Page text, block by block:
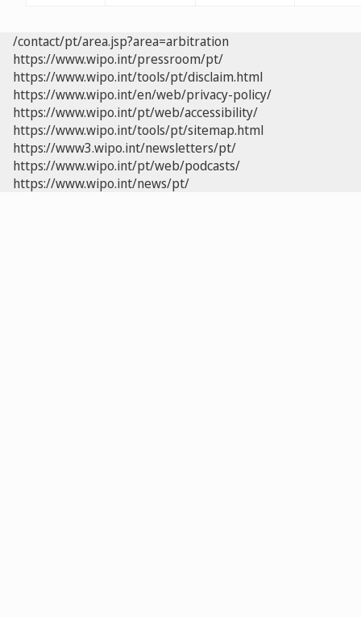
/contact/pt/area.jsp?area=arbitration
https://www.wipo.int/pressroom/pt/
https://www.wipo.int/tools/pt/disclaim.html
https://www.wipo.int/en/web/privacy-policy/
https://www.wipo.int/pt/web/accessibility/
https://www.wipo.int/tools/pt/sitemap.html
https://www3.wipo.int/newsletters/pt/
https://www.wipo.int/pt/web/podcasts/
https://www.wipo.int/news/pt/